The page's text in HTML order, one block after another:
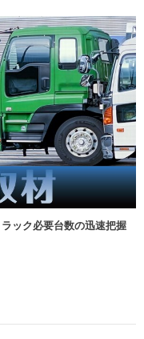
ック必要台数の迅速把握